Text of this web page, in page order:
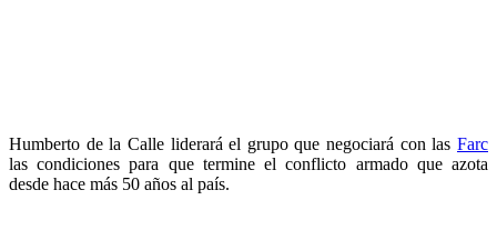
Humberto de la Calle liderará el grupo que negociará con las Farc
las condiciones para que termine el conflicto armado que azota
desde hace más 50 años al país.